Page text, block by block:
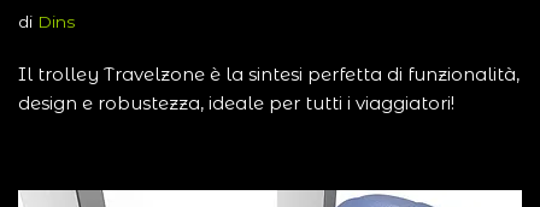
di Dins
Il trolley Travelzone è la sintesi perfetta di funzionalità,
design e robustezza, ideale per tutti i viaggiatori!